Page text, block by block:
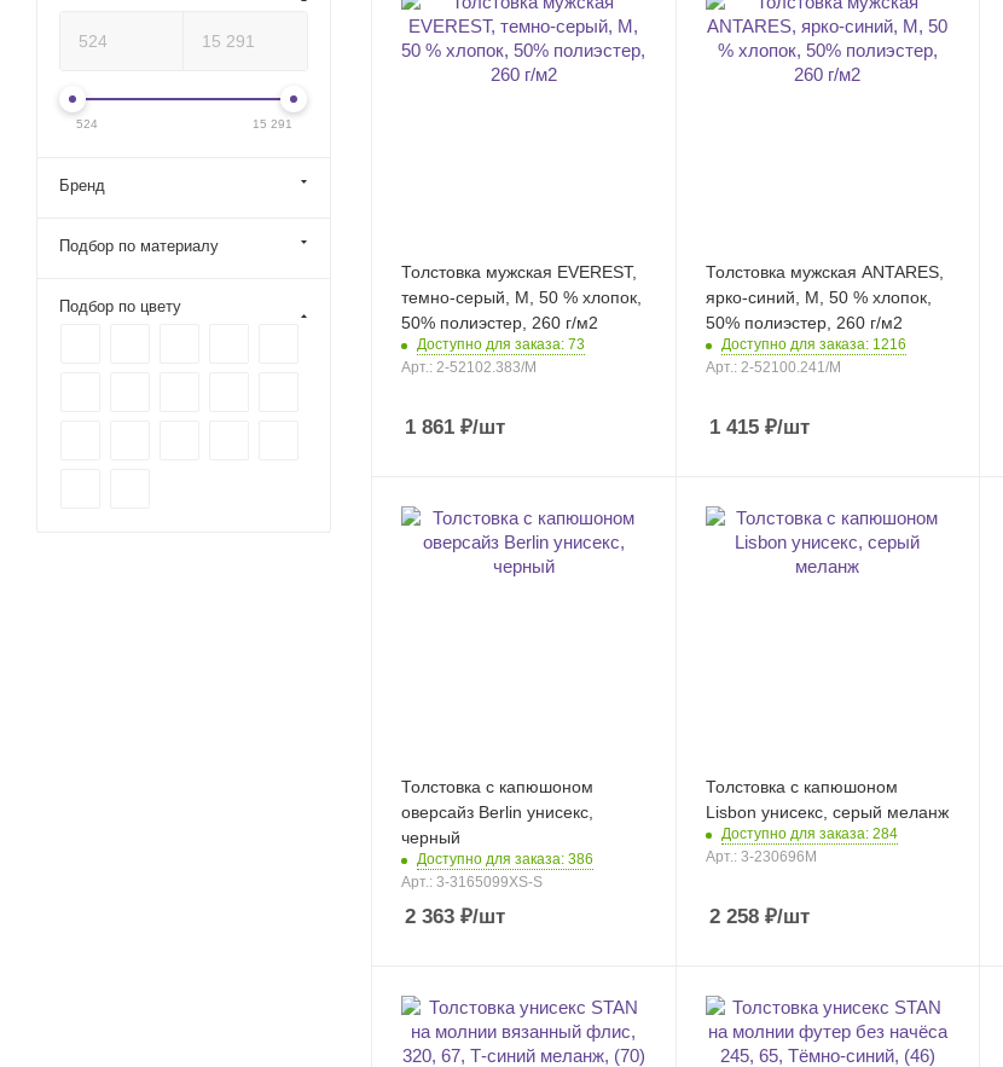
Толстовка мужская EVEREST,
темно-серый, M, 50 % хлопок,
50% полиэстер, 260 г/м2
Доступно для заказа: 73
Арт.: 2-52102.383/M
1 861 ₽/шт
Толстовка мужская ANTARES,
ярко-синий, M, 50 % хлопок,
50% полиэстер, 260 г/м2
Доступно для заказа: 1216
Арт.: 2-52100.241/M
1 415₽/шт
Толстовка с капюшоном
оверсайз Berlin унисекс,
черный
Доступно для заказа: 386
Арт.: 3-3165099XS-S
2 363 ₽/шт
Толстовка с капюшоном
Lisbon унисекс, серый меланж
Доступно для заказа: 284
Арт.: 3-230696M
2 258₽/шт
524 15 291
Бренд
Подбор по материалу
Подбор по цвету